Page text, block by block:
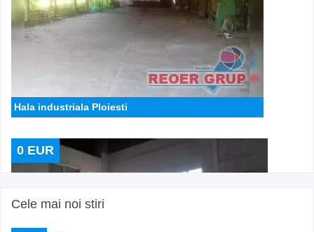
Hala industriala Ploiesti
0 EUR
Cele mai noi stiri